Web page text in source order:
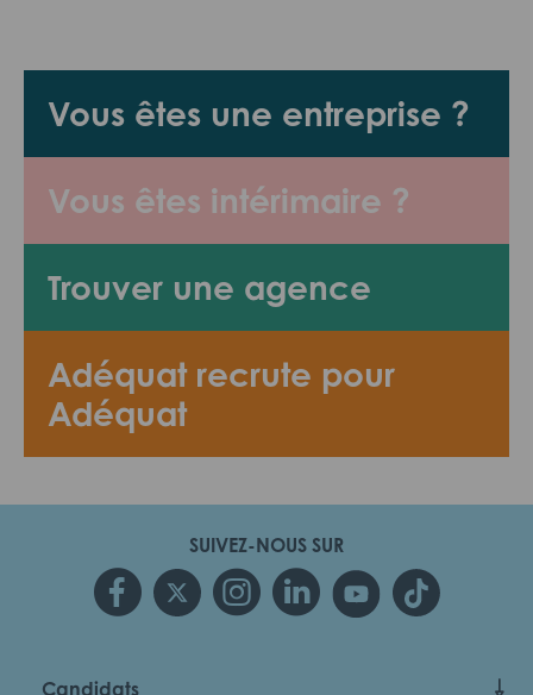
Vous êtes une entreprise ?
Vous êtes intérimaire ?
Trouver une agence
Adéquat recrute pour
Adéquat
SUIVEZ-NOUS SUR
Candidats